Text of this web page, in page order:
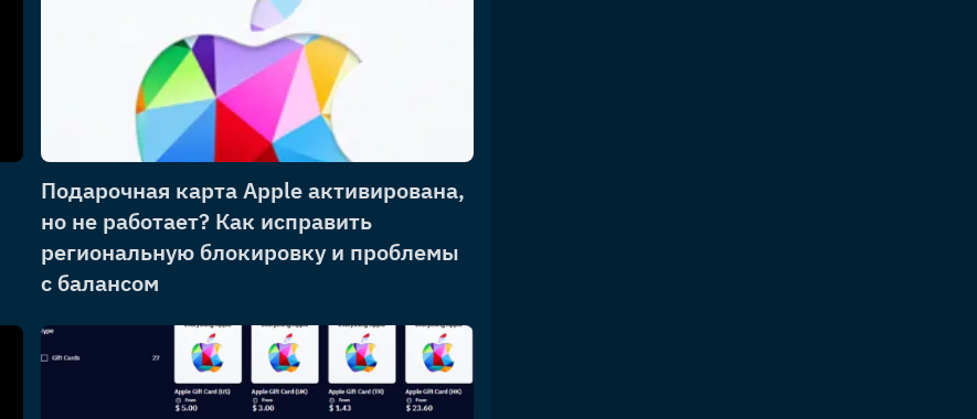
Подарочная карта Apple активирована,
но не работает? Как исправить
региональную блокировку и проблемы
с балансом